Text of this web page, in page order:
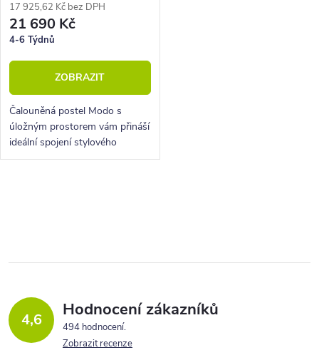
17 925,62 Kč bez DPH
21 690 Kč
4-6 Týdnů
ZOBRAZIT
Čalouněná postel Modo s
úložným prostorem vám přináší
ideální spojení stylového
designu a komfortního spánku.
á
a
c 4,6 Hodnocení zákazníků
494 hodnocení
Zobrazit recenze